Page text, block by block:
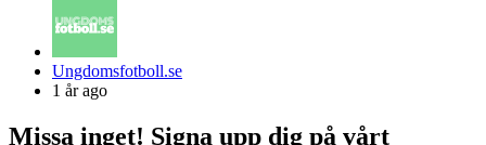
Posted
by
Ungdomsfotboll.se
1 år ago
Missa inget! Signa upp dig på vårt